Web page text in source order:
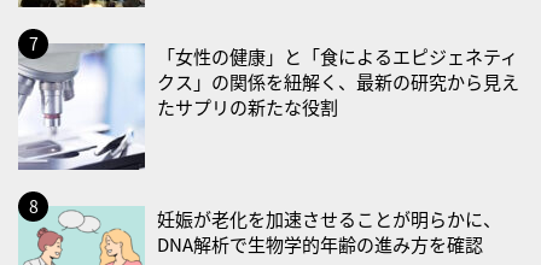
2026/08/31(月)
・菜の日
・血管内破砕術（IVL）の日
2026/09/01(火)
・がん征圧月間
・世界アルツハイマー月間
・健康増進普及月間
「女性の健康」と「食によるエピジェネティ
クス」の関係を紐解く、最新の研究から見え
たサプリの新たな役割
妊娠が老化を加速させることが明らかに、
DNA解析で生物学的年齢の進み方を確認